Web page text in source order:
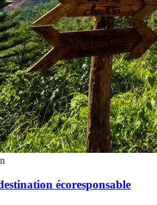
écoresponsable